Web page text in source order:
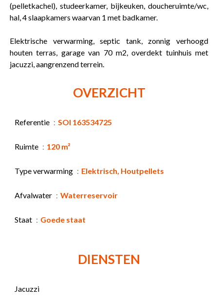
(pelletkachel), studeerkamer, bijkeuken, doucheruimte/wc,
hal, 4 slaapkamers waarvan 1 met badkamer.
Elektrische verwarming, septic tank, zonnig verhoogd
houten terras, garage van 70 m2, overdekt tuinhuis met
jacuzzi, aangrenzend terrein.
OVERZICHT
Referentie SOI 163534725
Ruimte 120 m²
Type verwarming Elektrisch, Houtpellets
Afvalwater Waterreservoir
Staat Goede staat
DIENSTEN
Jacuzzi